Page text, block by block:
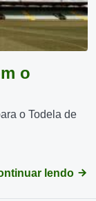
o
o Todela de
lendo